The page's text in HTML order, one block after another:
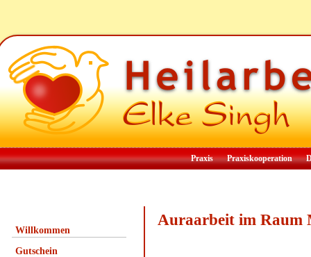
Praxis Praxiskooperation
Willkommen
Gutschein
Auraarbeit im Raum